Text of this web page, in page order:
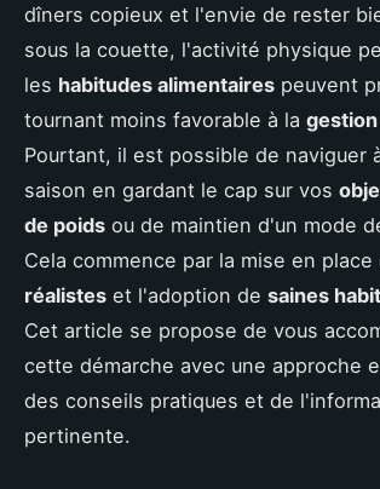
dîners copieux et l'envie de rester
sous la couette, l'activité physique
les habitudes alimentaires peuvent
tournant moins favorable à la
Pourtant, il est possible de naviguer
saison en gardant le cap sur vos
de poids ou de maintien d'un mode
Cela commence par la mise en place
réalistes et l'adoption de saines
Cet article se propose de vous
cette démarche avec une approche
des conseils pratiques et de
pertinente.